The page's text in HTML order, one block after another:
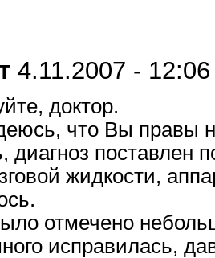
4.11.2007 - 12:06
доктор.
что Вы правы
диагноз поставлен
жидкости,
отмечено
исправилась,